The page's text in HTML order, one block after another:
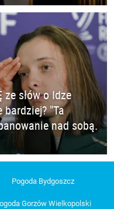
ze słów o Idze
"Ta
nad sobą.
Pogoda Bydgoszcz
Gorzów Wielkopolski